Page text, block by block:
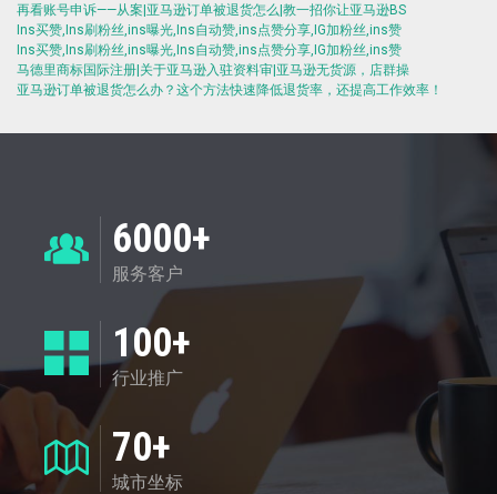
再看账号申诉——从案|亚马逊订单被退货怎么|教一招你让亚马逊BS
Ins买赞,Ins刷粉丝,ins曝光,Ins自动赞,ins点赞分享,IG加粉丝,ins赞
Ins买赞,Ins刷粉丝,ins曝光,Ins自动赞,ins点赞分享,IG加粉丝,ins赞
马德里商标国际注册|关于亚马逊入驻资料审|亚马逊无货源，店群操
亚马逊订单被退货怎么办？这个方法快速降低退货率，还提高工作效率！
6000+
服务客户
100+
行业推广
70+
城市坐标